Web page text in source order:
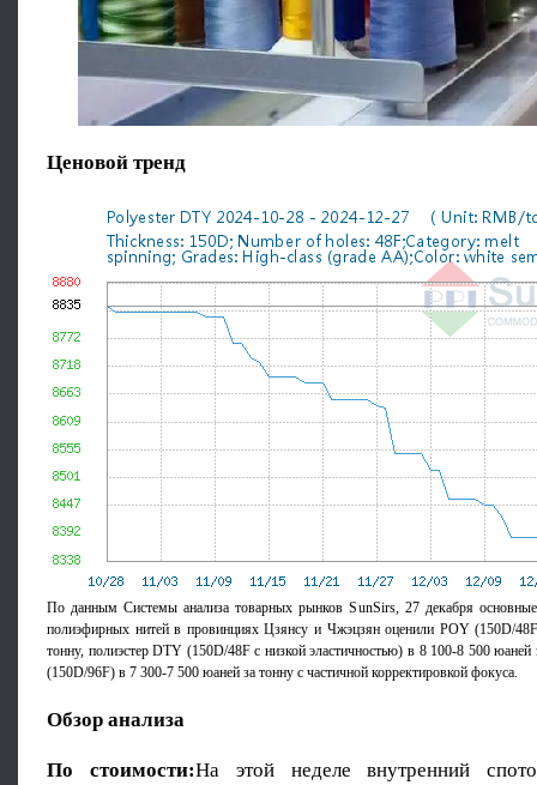
Ценовой тренд
По данным Системы анализа товарных рынков SunSirs, 27 декабря
полиэфирных нитей в провинциях Цзянсу и Чжэцзян оценили POY (150D/
тонну, полиэстер DTY (150D/48F с низкой эластичностью) в 8 100-8 500
(150D/96F) в 7 300-7 500 юаней за тонну с частичной корректировкой фокуса.
Обзор анализа
По стоимости:На этой неделе внутренний